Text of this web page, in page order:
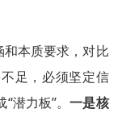
本质要求，对比
足，必须坚定信
潜力板”。一是核